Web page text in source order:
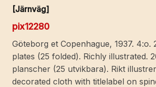
[Järnväg]
pix12280
Göteborg et Copenhague, 1937. 4:o.
plates (25 folded). Richly illustrated.
planscher (25 utvikbara). Rikt
decorated cloth with titlelabel on